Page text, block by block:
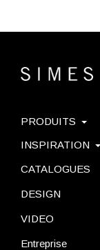
PRODUITS
INSPIRATION
CATALOGUES
DESIGN
VIDEO
Entreprise